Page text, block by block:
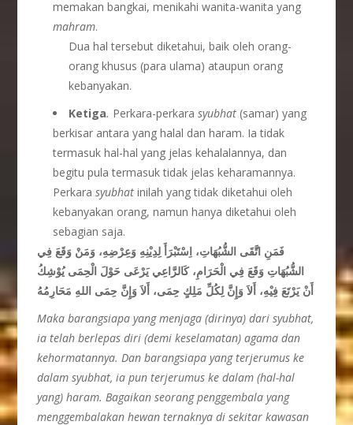
memakan bangkai, menikahi wanita-wanita yang
mahram.
Dua hal tersebut diketahui, baik oleh orang-
orang khusus (para ulama) ataupun orang
kebanyakan.
Ketiga. Perkara-perkarasyubhat (samar) yang
berkisar antara yang halal dan haram. Ia tidak
termasuk hal-hal yang jelas kehalalannya, dan
begitu pula termasuk tidak jelas keharamannya.
Perkarasyubhat inilah yang tidak diketahui oleh
kebanyakan orang, namun hanya diketahui oleh
sebagian saja.
فَمَنِ اتَّقَى الشُّبُهَاتِ، اِسْتَبْرَأَ لِدِيْنِهِ وَعِرْضِهِ، وَمَنْ وَقَعَ فِي
الشُّبُهَاتِ وَقَعَ فِي الْحَرَامِ، كَالرَّاعِي يَرْعَى حَوْلَ الْحِمَى يُوْشِكُ
أَنْ يَرْتَعَ فِيْهِ، أَلاَ وَإِنَّ لِكُلِّ مَلِكٍ حِمَى، أَلاَ وَإِنَّ حِمَى اللهِ مَحَارِمُهُ
Maka barangsiapa yang menjaga (dirinya) dari syubhat,
ia telah berlepas diri (demi keselamatan) agama dan
kehormatannya. Dan barangsiapa yang terjerumus ke
dalam syubhat, ia pun terjerumus ke dalam (hal-hal
yang) haram. Bagaikan seorang penggembala yang
menggembalakan hewan ternaknya di sekitar kawasan